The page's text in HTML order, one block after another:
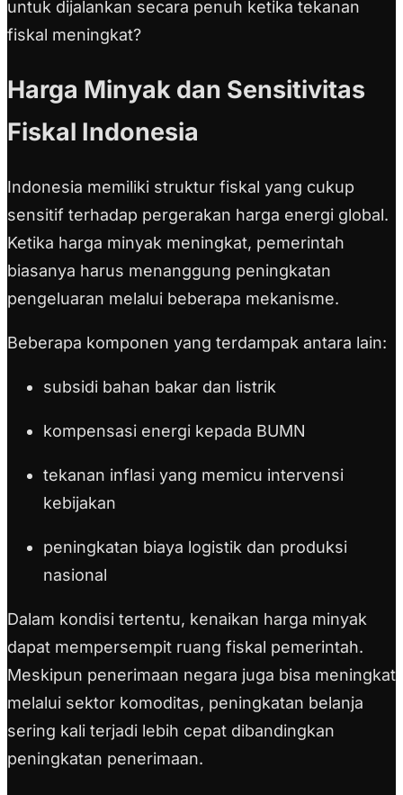
untuk dijalankan secara penuh ketika tekanan
fiskal meningkat?
Harga Minyak dan Sensitivitas
Fiskal Indonesia
Indonesia memiliki struktur fiskal yang cukup
sensitif terhadap pergerakan harga energi global.
Ketika harga minyak meningkat, pemerintah
biasanya harus menanggung peningkatan
pengeluaran melalui beberapa mekanisme.
Beberapa komponen yang terdampak antara lain:
subsidi bahan bakar dan listrik
kompensasi energi kepada BUMN
tekanan inflasi yang memicu intervensi
kebijakan
peningkatan biaya logistik dan produksi
nasional
Dalam kondisi tertentu, kenaikan harga minyak
dapat mempersempit ruang fiskal pemerintah.
Meskipun penerimaan negara juga bisa meningkat
melalui sektor komoditas, peningkatan belanja
sering kali terjadi lebih cepat dibandingkan
peningkatan penerimaan.